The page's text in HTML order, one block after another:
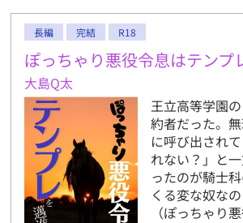
長編 完結 R18
ぽっちゃり悪役令息はテンプ
大島Q太
王立高等学園
約者だった。
に呼び出され
れない？」と
ったのが騎士
くる変な奴な
（ぽっちゃり